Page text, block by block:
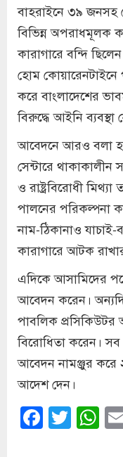
বাহরাইনে ৩৯ জনসহ
বিভিন্ন অপরাধমূলক
কারাগারে বন্দি
হোম কোয়ারেনটাইনে
করে বাংলাদেশের
বিরুদ্ধে আইনি ব্যবস্থা
আবেদনে আরও বলা
সেন্টারে
ও রাষ্ট্রবিরোধী
পালনের পরিকল্পনা
নাম-ঠিকানাও
কারাগারে আটক
এদিকে আসামিদের
আবেদন করেন।
পাবলিক
বিরোধিতা করেন।
আবেদন নামঞ্জুর করে
আদেশ দেন।